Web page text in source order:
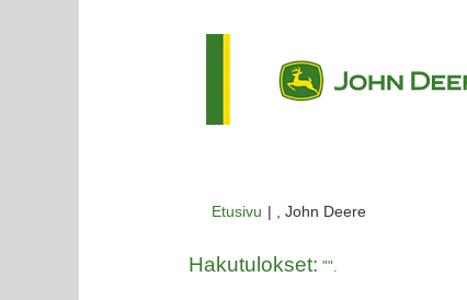
Etusivu | , John Deere(nykyinen
Hakutulokset: "".